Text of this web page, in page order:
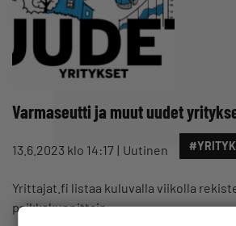
Varmaseutti ja muut uudet
13.6.2023 klo 14:17 Uutinen
Yrittajat.fi listaa kuluvalla viikolla
paikkakunnittain.